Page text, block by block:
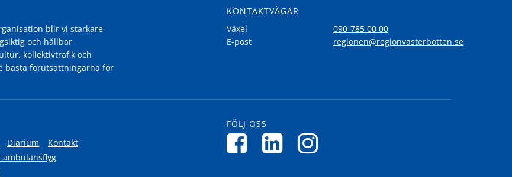
blir vi starkare
och hållbar
kollektivtrafik och
bästa förutsättningarna för
KONTAKTVÄGAR
Växel
090-785 00 00
E-post
regionen@regionvasterbotten.se
Diarium
Kontakt
ambulansflyg
FÖLJ OSS